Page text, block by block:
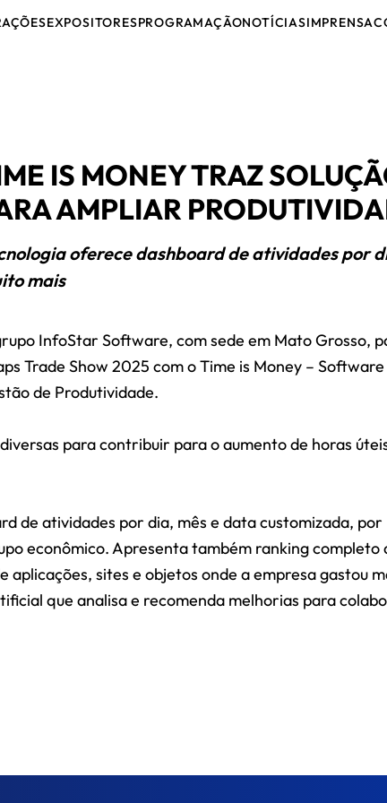
EXPOSITORESPROGRAMAÇÃONOTÍCIASIMPRENSA
IS MONEY TRAZ
AMPLIAR
oferece dashboard de atividades por
mais
InfoStar Software, com sede em Mato Grosso,
Trade Show 2025 com o Time is Money – Software
de Produtividade.
para contribuir para o aumento de horas
de atividades por dia, mês e data customizada, por
econômico. Apresenta também ranking completo
aplicações, sites e objetos onde a empresa gastou
que analisa e recomenda melhorias para